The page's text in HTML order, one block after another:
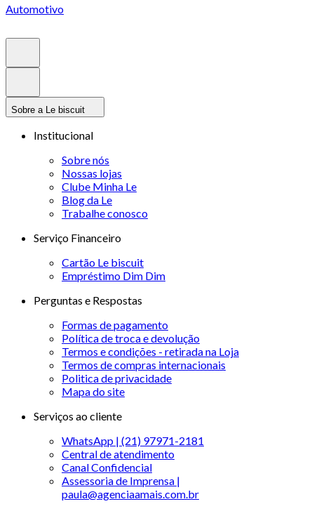
Automotivo
Sobre a Le biscuit
Institucional
Sobre nós
Nossas lojas
Clube Minha Le
Blog da Le
Trabalhe conosco
Serviço Financeiro
Cartão Le biscuit
Empréstimo Dim Dim
Perguntas e Respostas
Formas de pagamento
Política de troca e devolução
Termos e condições - retirada na Loja
Termos de compras internacionais
Politica de privacidade
Mapa do site
Serviços ao cliente
WhatsApp | (21) 97971-2181
Central de atendimento
Canal Confidencial
Assessoria de Imprensa |
paula@agenciaamais.com.br